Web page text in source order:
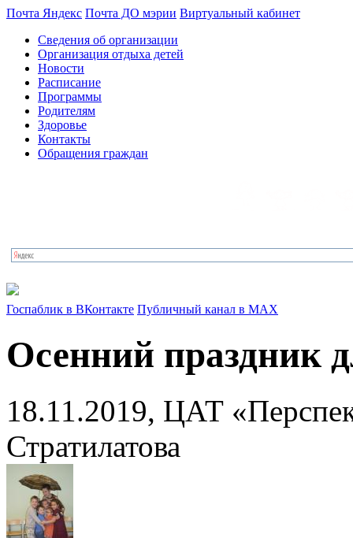
Почта Яндекс Почта ДО мэрии Виртуальный кабинет
Сведения об организации
Организация отдыха детей
Новости
Расписание
Программы
Родителям
Здоровье
Контакты
Обращения граждан
Госпаблик в ВКонтакте Публичный канал в MAX
Осенний праздник
18.11.2019, ЦАТ
Стратилатова